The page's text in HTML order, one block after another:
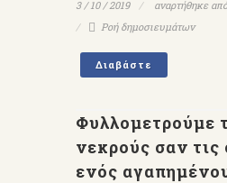
3 / 10 / 2019 αναρτήθηκε
Ροή δημοσιευμάτων
Διαβάστε
Φυλλομετρούμε
νεκρούς σαν τις
ενός